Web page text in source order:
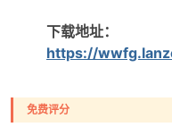
下载地址：
https://
免费评分